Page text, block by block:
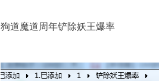
狗道魔道周年铲除妖王爆率